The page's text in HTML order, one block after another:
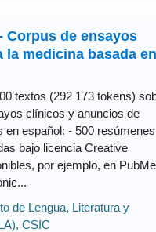
Corpus de ensayos
la medicina basada
textos (292 173 tokens)
clínicos y anuncios de
en español: - 500
bajo licencia Creative
por ejemplo, en
de Lengua, Literatura y
CSIC